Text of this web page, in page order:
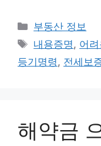
카
테
리
부동산 정보
태
그
내용증명, 어
등기명령, 전세보
해약금